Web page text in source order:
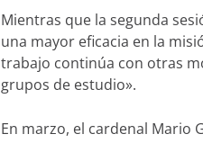
Mientras que la segunda
una mayor eficacia en la
trabajo continúa con otras
grupos de estudio».
En marzo, el cardenal Mario